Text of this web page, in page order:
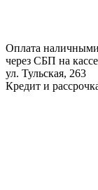
Оплата
через СБП на
ул. Тульская, 263
Кредит и